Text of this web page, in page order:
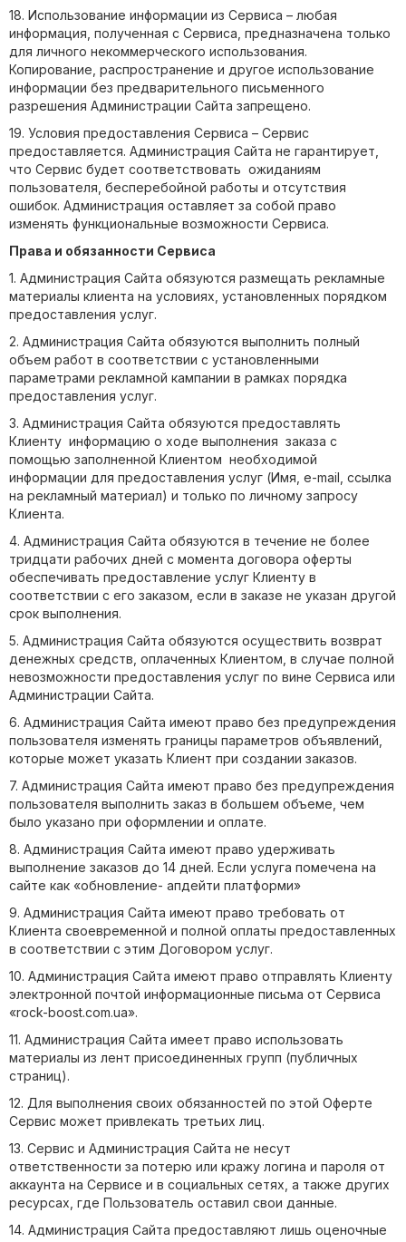
18. Использование информации из Сервиса – любая
информация, полученная с Сервиса, предназначена только
для личного некоммерческого использования.
Копирование, распространение и другое использование
информации без предварительного письменного
разрешения Администрации Сайта запрещено.
19. Условия предоставления Сервиса – Сервис
предоставляется. Администрация Сайта не гарантирует,
что Сервис будет соответствовать ожиданиям
пользователя, бесперебойной работы и отсутствия
ошибок. Администрация оставляет за собой право
изменять функциональные возможности Сервиса.
Права и обязанности Сервиса
1. Администрация Сайта обязуются размещать рекламные
материалы клиента на условиях, установленных порядком
предоставления услуг.
2. Администрация Сайта обязуются выполнить полный
объем работ в соответствии с установленными
параметрами рекламной кампании в рамках порядка
предоставления услуг.
3. Администрация Сайта обязуются предоставлять
Клиенту информацию о ходе выполнения заказа с
помощью заполненной Клиентом необходимой
информации для предоставления услуг (Имя, e-mail, ссылка
на рекламный материал) и только по личному запросу
Клиента.
4. Администрация Сайта обязуются в течение не более
тридцати рабочих дней с момента договора оферты
обеспечивать предоставление услуг Клиенту в
соответствии с его заказом, если в заказе не указан другой
срок выполнения.
5. Администрация Сайта обязуются осуществить возврат
денежных средств, оплаченных Клиентом, в случае полной
невозможности предоставления услуг по вине Сервиса или
Администрации Сайта.
6. Администрация Сайта имеют право без предупреждения
пользователя изменять границы параметров объявлений,
которые может указать Клиент при создании заказов.
7. Администрация Сайта имеют право без предупреждения
пользователя выполнить заказ в большем объеме, чем
было указано при оформлении и оплате.
8. Администрация Сайта имеют право удерживать
выполнение заказов до 14 дней. Если услуга помечена на
сайте как «обновление- апдейти платформи»
9. Администрация Сайта имеют право требовать от
Клиента своевременной и полной оплаты предоставленных
в соответствии с этим Договором услуг.
10. Администрация Сайта имеют право отправлять Клиенту
электронной почтой информационные письма от Сервиса
«rock-boost.com.ua».
11. Администрация Сайта имеет право использовать
материалы из лент присоединенных групп (публичных
страниц).
12. Для выполнения своих обязанностей по этой Оферте
Сервис может привлекать третьих лиц.
13. Сервис и Администрация Сайта не несут
ответственности за потерю или кражу логина и пароля от
аккаунта на Сервисе и в социальных сетях, а также других
ресурсах, где Пользователь оставил свои данные.
14. Администрация Сайта предоставляют лишь оценочные